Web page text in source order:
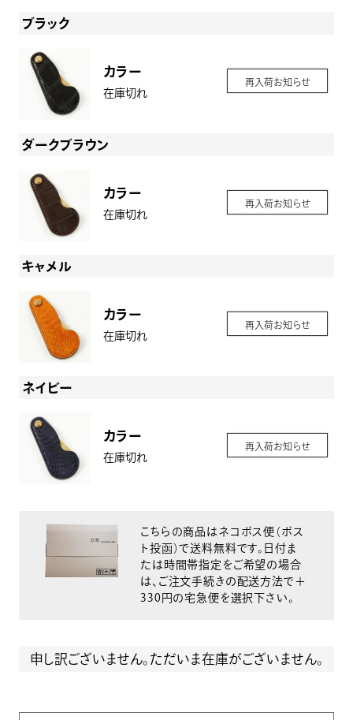
ブラック
カラー
在庫切れ
再入荷お知らせ
ダークブラウン
カラー
在庫切れ
再入荷お知らせ
キャメル
カラー
在庫切れ
再入荷お知らせ
ネイビー
カラー
在庫切れ
再入荷お知らせ
こちらの商品はネコポス便（ポス
ト投函）で送料無料です。日付ま
たは時間帯指定をご希望の場合
は、ご注文手続きの配送方法で＋
330円の宅急便を選択下さい。
申し訳ございません。ただいま在庫がございません。